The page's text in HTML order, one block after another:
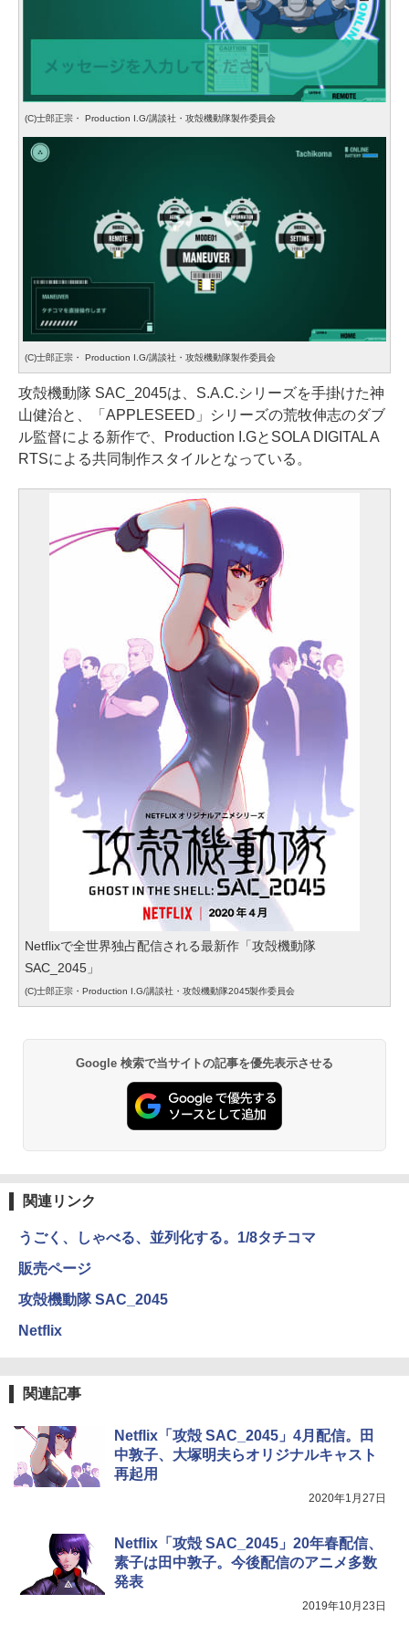
(C)士郎正宗・ Production I.G/講談社・攻殻機動隊製作委員会
(C)士郎正宗・ Production I.G/講談社・攻殻機動隊製作委員会
攻殻機動隊 SAC_2045は、S.A.C.シリーズを手掛けた神
山健治と、「APPLESEED」シリーズの荒牧伸志のダブ
ル監督による新作で、Production I.GとSOLA DIGITAL A
RTSによる共同制作スタイルとなっている。
Netflixで全世界独占配信される最新作「攻殻機動隊
SAC_2045」
(C)士郎正宗・Production I.G/講談社・攻殻機動隊2045製作委員会
Google 検索で当サイトの記事を優先表示させる
関連リンク
うごく、しゃべる、並列化する。1/8タチコマ
販売ページ
攻殻機動隊 SAC_2045
Netflix
関連記事
Netflix「攻殻 SAC_2045」4月配信。田
中敦子、大塚明夫らオリジナルキャスト
再起用
2020年1月27日
Netflix「攻殻 SAC_2045」20年春配信、
素子は田中敦子。今後配信のアニメ多数
発表
2019年10月23日